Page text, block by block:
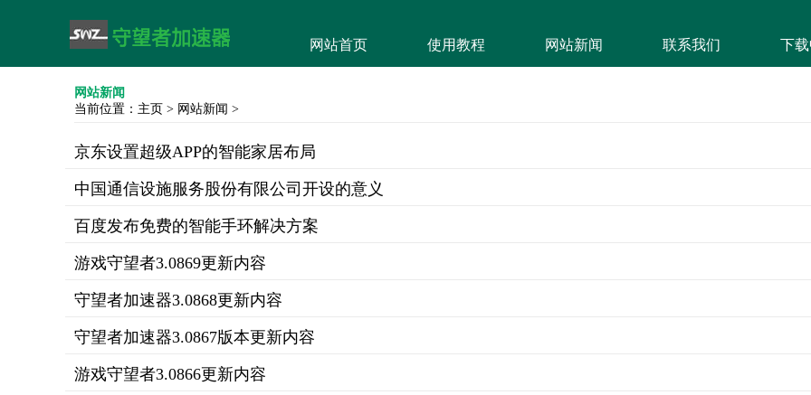
网站首页 使用教程 网站新闻 联系我们 下
网站新闻
当前位置： 主页 > 网站新闻 >
京东设置超级APP的智能家居布局
中国通信设施服务股份有限公司开设的意义
百度发布免费的智能手环解决方案
游戏守望者3.0869更新内容
守望者加速器3.0868更新内容
守望者加速器3.0867版本更新内容
游戏守望者3.0866更新内容